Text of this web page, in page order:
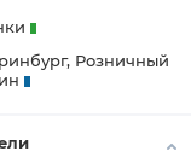
Розничный